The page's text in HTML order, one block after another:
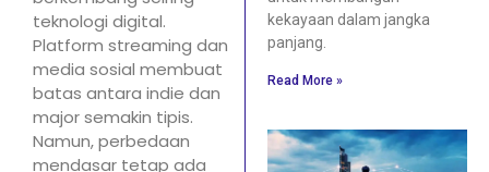
teknologi digital.
Platform streaming dan
media sosial membuat
batas antara indie dan
major semakin tipis.
Namun, perbedaan
mendasar tetap ada
kekayaan dalam jangka
panjang.
Read More »